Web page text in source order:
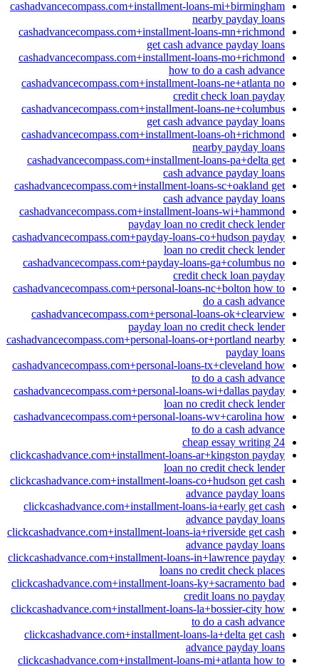
cashadvancecompass.com+installment-loans-mi+birmingham
nearby payday loans
cashadvancecompass.com+installment-loans-mn+richmond
get cash advance payday loans
cashadvancecompass.com+installment-loans-mo+richmond
how to do a cash advance
cashadvancecompass.com+installment-loans-ne+atlanta no
credit check loan payday
cashadvancecompass.com+installment-loans-ne+columbus
get cash advance payday loans
cashadvancecompass.com+installment-loans-oh+richmond
nearby payday loans
cashadvancecompass.com+installment-loans-pa+delta get
cash advance payday loans
cashadvancecompass.com+installment-loans-sc+oakland get
cash advance payday loans
cashadvancecompass.com+installment-loans-wi+hammond
payday loan no credit check lender
cashadvancecompass.com+payday-loans-co+hudson payday
loan no credit check lender
cashadvancecompass.com+payday-loans-ga+columbus no
credit check loan payday
cashadvancecompass.com+personal-loans-nc+bolton how to
do a cash advance
cashadvancecompass.com+personal-loans-ok+clearview
payday loan no credit check lender
cashadvancecompass.com+personal-loans-or+portland nearby
payday loans
cashadvancecompass.com+personal-loans-tx+cleveland how
to do a cash advance
cashadvancecompass.com+personal-loans-wi+dallas payday
loan no credit check lender
cashadvancecompass.com+personal-loans-wv+carolina how
to do a cash advance
cheap essay writing 24
clickcashadvance.com+installment-loans-ar+kingston payday
loan no credit check lender
clickcashadvance.com+installment-loans-co+hudson get cash
advance payday loans
clickcashadvance.com+installment-loans-ia+early get cash
advance payday loans
clickcashadvance.com+installment-loans-ia+riverside get cash
advance payday loans
clickcashadvance.com+installment-loans-in+lawrence payday
loans no credit check places
clickcashadvance.com+installment-loans-ky+sacramento bad
credit loans no payday
clickcashadvance.com+installment-loans-la+bossier-city how
to do a cash advance
clickcashadvance.com+installment-loans-la+delta get cash
advance payday loans
clickcashadvance.com+installment-loans-mi+atlanta how to